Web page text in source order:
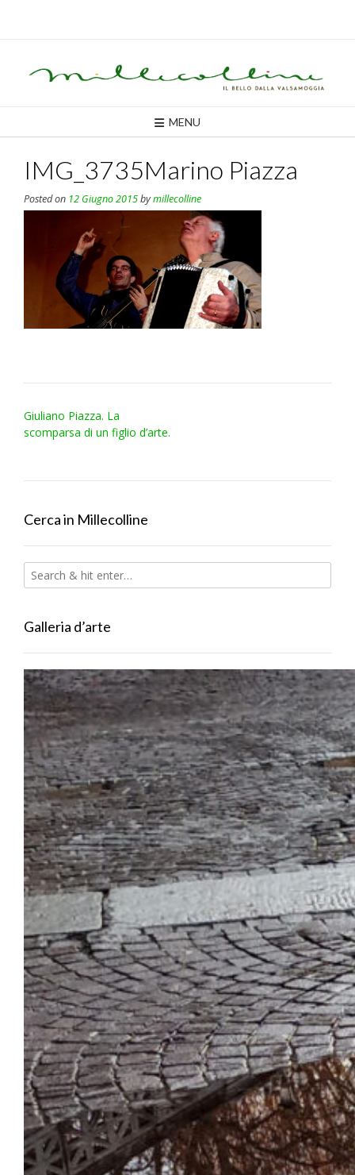
MENU
IMG_3735Marino Piazza
Posted on 12 Giugno 2015bymillecolline
Post
navigation
Giuliano Piazza. La
scomparsa di un figlio d’arte.
Cerca in Millecolline
Galleria d’arte